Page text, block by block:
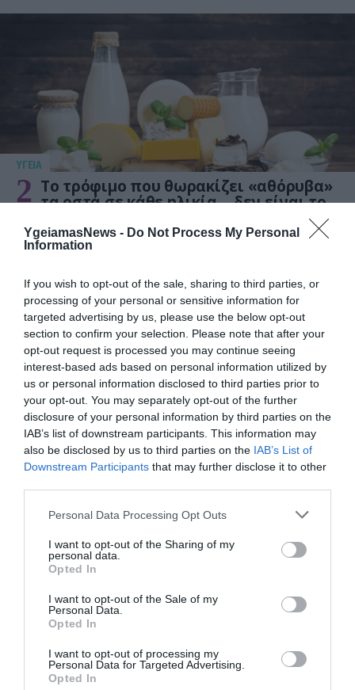
YgeiamasNews - Do Not Process My Personal
Information
If you wish to opt-out of the sale, sharing to third parties, or
processing of your personal or sensitive information for
targeted advertising by us, please use the below opt-out
section to confirm your selection. Please note that after your
opt-out request is processed you may continue seeing
interest-based ads based on personal information utilized by
us or personal information disclosed to third parties prior to
your opt-out. You may separately opt-out of the further
disclosure of your personal information by third parties on the
IAB’s list of downstream participants. This information may
also be disclosed by us to third parties on the IAB’s List of
Downstream Participants that may further disclose it to other
Please note that this website/app uses one or more Google
not limited to your visit or usage behaviour. You may click to
grant or deny consent to Google and its third-party tags to
use your data for below specified purposes in below Google
consent section.
Personal Data Processing Opt Outs
I want to opt-out of the Sharing of my
personal data.
Opted In
I want to opt-out of the Sale of my
Personal Data.
Opted In
I want to opt-out of processing my
Personal Data for Targeted Advertising.
Opted In
ΥΓΕΙΑ
2 Το τρόφιμο που θωρακίζει «αθόρυβα»
τα οστά σε κάθε ηλικία… δεν είναι το
ΦΑΡΜΑΚΑ
3 Ανατροπή δεδομένων στα εμβόλια
mRNA: Οι εμβολιασμένοι πεθαίνουν
πλέον στις ΗΠΑ από COVID-19
KΑΡΔΙΑ
Ποιοι είναι οι φυσιολογικοί καρδιακοί
παλμοί και ποια τα επικίνδυνα όρια –
Πότε πρέπει να ανησυχήσετε